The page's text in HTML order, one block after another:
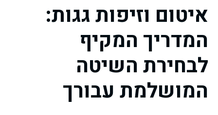
איטום וזיפות גגות:
המדריך המקיף
לבחירת השיטה
המושלמת עבורך